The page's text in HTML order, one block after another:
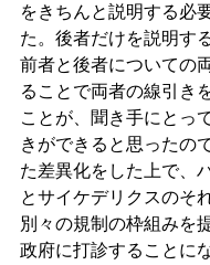
をきちんと説明する必
た。後者だけを説明す
前者と後者についての
ることで両者の線引き
ことが、聞き手にとっ
きができると思ったの
た差異化をした上で、
とサイケデリクスのそ
別々の規制の枠組みを
政府に打診することに